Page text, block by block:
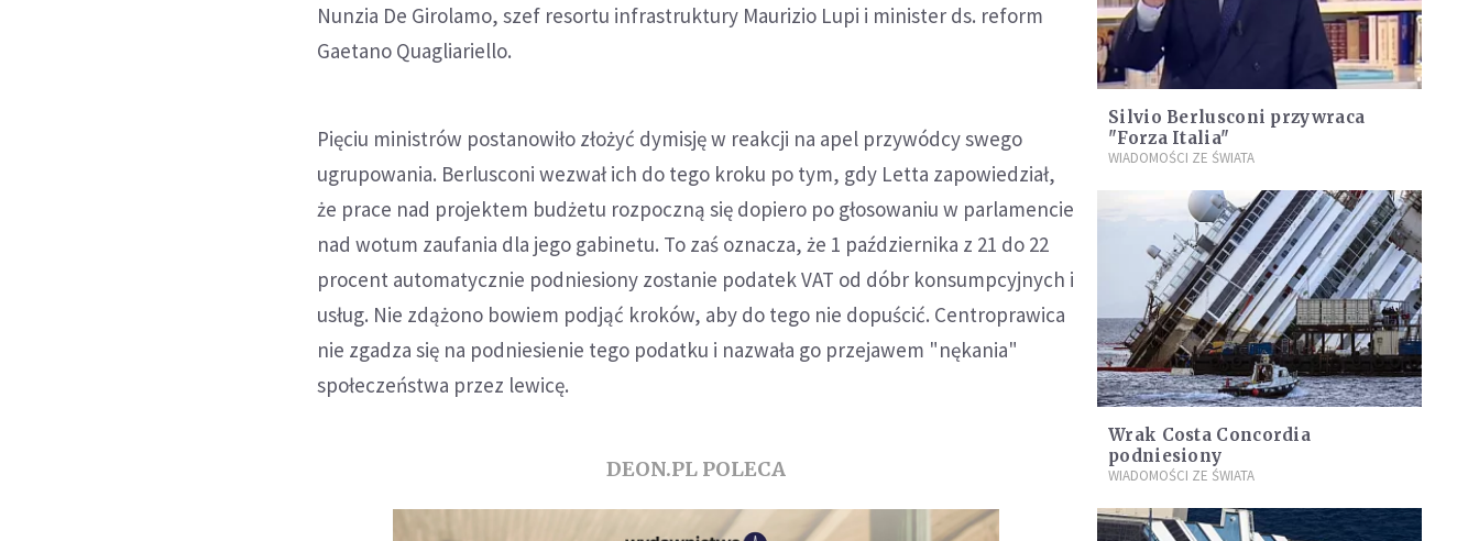
Nunzia De Girolamo, szef resortu infrastruktury Maurizio Lupi i minister ds. reform
Gaetano Quagliariello.
Pięciu ministrów postanowiło złożyć dymisję w reakcji na apel przywódcy swego
ugrupowania. Berlusconi wezwał ich do tego kroku po tym, gdy Letta zapowiedział,
że prace nad projektem budżetu rozpoczną się dopiero po głosowaniu w parlamencie
nad wotum zaufania dla jego gabinetu. To zaś oznacza, że 1 października z 21 do 22
procent automatycznie podniesiony zostanie podatek VAT od dóbr konsumpcyjnych i
usług. Nie zdążono bowiem podjąć kroków, aby do tego nie dopuścić. Centroprawica
nie zgadza się na podniesienie tego podatku i nazwała go przejawem "nękania"
społeczeństwa przez lewicę.
DEON.PL POLECA
Silvio Berlusconi przywraca
"Forza Italia"
WIADOMOŚCI ZE ŚWIATA
Wrak Costa Concordia
podniesiony
WIADOMOŚCI ZE ŚWIATA